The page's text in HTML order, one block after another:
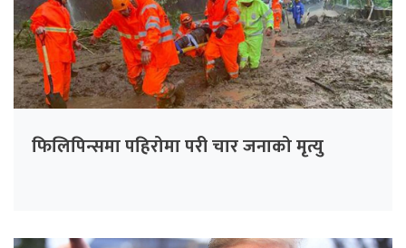
फिलिपिन्समा पहिरोमा परी चार जनाको मृत्यु